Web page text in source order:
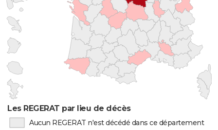
Les REGERAT par lieu de décès
Aucun REGERAT n'est décédé dans ce département